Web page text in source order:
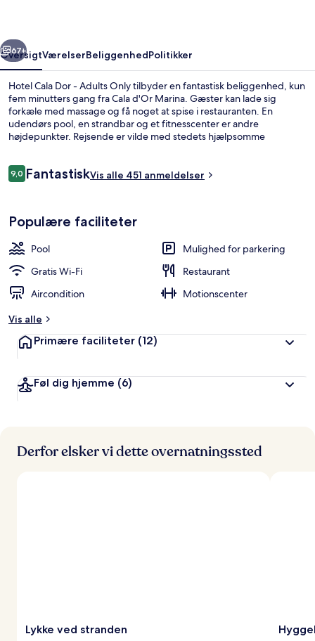
Næste
67+
OversigtVærelserBeliggenhedPolitikker
Hotel Cala Dor - Adults Only tilbyder en fantastisk beliggenhed, kun
fem minutters gang fra Cala d'Or Marina. Gæster kan lade sig
forkæle med massage og få noget at spise i restauranten. En
udendørs pool, en strandbar og et fitnesscenter er andre
højdepunkter. Rejsende er vilde med stedets hjælpsomme
Anmeldelser
9,09,0 ud af 10.
FantastiskVis alle 451 anmeldelser
Populære faciliteter
Pool
Mulighed for parkering
Gratis Wi-Fi
Restaurant
Aircondition
Motionscenter
Vis alle
Primære faciliteter (12)
Føl dig hjemme (6)
Derfor elsker vi dette overnatningssted
Lykke ved stranden